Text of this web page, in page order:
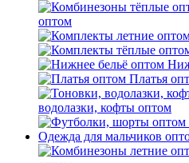
оптом
Платья
водолазки, кофты оптом
Одежда для мальчиков